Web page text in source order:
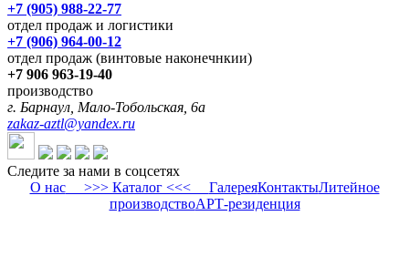
+7 (905) 988-22-77
отдел продаж и логистики
+7 (906) 964-00-12
отдел продаж (винтовые наконечнкии)
+7 906 963-19-40
производство
г. Барнаул, Мало-Тобольская, 6а
zakaz-aztl@yandex.ru
Следите за нами в соцсетях
О нас>>> Каталог <<< ГалереяКонтактыЛитейное
производствоАРТ-резиденция